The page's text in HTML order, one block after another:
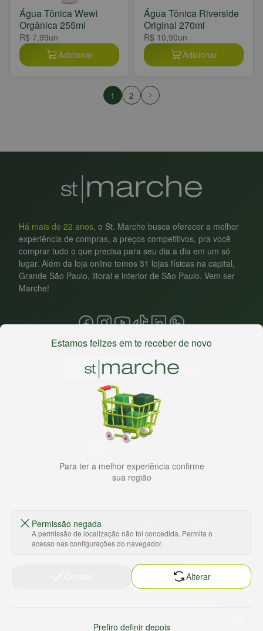
Água Tônica Wewi
Orgânica 255ml
R$ 7,99un
Adicionar
Água Tônica Riverside
Original 270ml
R$ 10,90un
Adicionar
1 2
Há mais de 22 anos, o St. Marche busca oferecer a melhor
experiência de compras, a preços competitivos, pra você
comprar tudo o que precisa para seu dia a dia em um só
lugar. Além da loja online temos 31 lojas físicas na capital,
Grande São Paulo, litoral e interior de São Paulo. Vem ser
Marche!
CNPJ: 09.000.493/0002-15
Ajuda e Suporte
Trabalhe conosco
Termos e políticas
Política de reembolso
Baixe nosso app
Estamos felizes em te receber de novo
Para ter a melhor experiência confirme
sua região
Permissão negada
A permissão de localização não foi concedida. Permita o
acesso nas configurações do navegador.
Alterar
Prefiro definir depois